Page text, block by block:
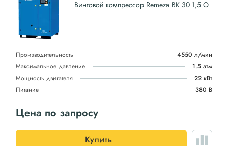
Винтовой компрессор Remeza ВК 30 1,5 О
Производительность
4550 л/мин
Максимальное давление
1.5 атм
Мощность двигателя
22 кВт
Питание
380 В
Цена по запросу
Купить